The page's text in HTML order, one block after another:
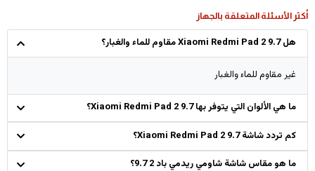
أكثر الأسئلة المتعلقة بالجهاز
هل Xiaomi Redmi Pad 2 9.7 مقاوم للماء والغبار؟
غير مقاوم للماء والغبار
ما هي الألوان التي يتوفر بها Xiaomi Redmi Pad 2 9.7؟
كم تردد شاشة Xiaomi Redmi Pad 2 9.7؟
ما هو مقاس شاشة شاومي ريدمي باد 2 9.7؟